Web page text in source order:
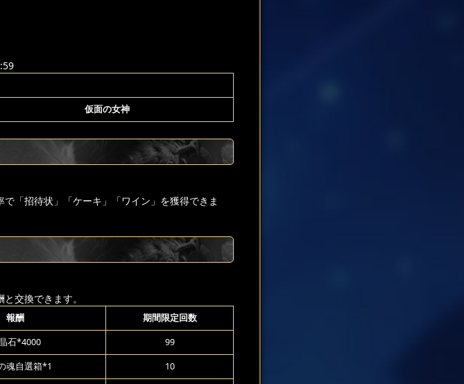
仮面の女神
「招待状」「ケーキ」「ワイン」を獲得できま
交換できます。
報酬 期間限定回数
石*4000 99
魂自選箱*1 10